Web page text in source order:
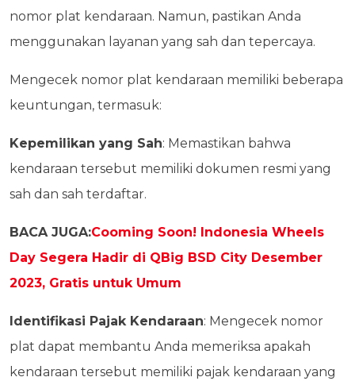
nomor plat kendaraan. Namun, pastikan Anda
menggunakan layanan yang sah dan tepercaya.
Mengecek nomor plat kendaraan memiliki beberapa
keuntungan, termasuk:
Kepemilikan yang Sah: Memastikan bahwa
kendaraan tersebut memiliki dokumen resmi yang
sah dan sah terdaftar.
BACA JUGA:Cooming Soon! Indonesia Wheels
Day Segera Hadir di QBig BSD City Desember
2023, Gratis untuk Umum
Identifikasi Pajak Kendaraan: Mengecek nomor
plat dapat membantu Anda memeriksa apakah
kendaraan tersebut memiliki pajak kendaraan yang